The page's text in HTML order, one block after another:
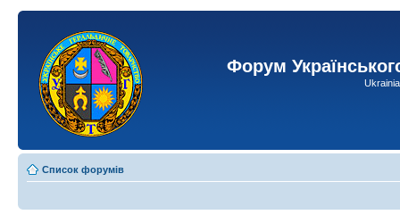
Форум
Список форумів